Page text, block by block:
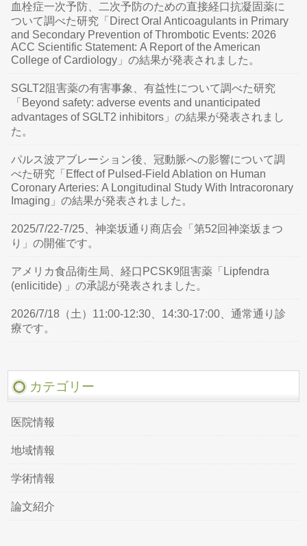
血栓症一次予防、二次予防のための直接経口抗凝固薬に
ついて調べた研究「Direct Oral Anticoagulants in Primary
and Secondary Prevention of Thrombotic Events: 2026
ACC Scientific Statement: A Report of the American
College of Cardiology」の結果が発表されました。
SGLT2阻害薬の有害事象、有益性について調べた研究
「Beyond safety: adverse events and unanticipated
advantages of SGLT2 inhibitors」の結果が発表されまし
た。
パルス波アブレーション後、冠動脈への影響について調
べた研究「Effect of Pulsed-Field Ablation on Human
Coronary Arteries: A Longitudinal Study With Intracoronary
Imaging」の結果が発表されました。
2025/7/22-7/25、神楽坂通り商店会「第52回神楽坂まつ
り」の開催です。
アメリカ食品衛生局、経口PCSK9阻害薬「Lipfendra
(enlicitide) 」の承認が発表されました。
2026/7/18（土）11:00-12:30、14:30-17:00、通常通り診
療です。
カテゴリー
医院情報
地域情報
学術情報
論文紹介